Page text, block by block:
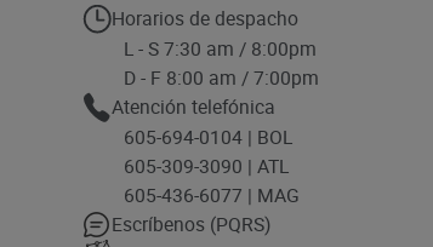
Horarios de despacho
L - S 7:30 am / 8:00pm
D - F 8:00 am / 7:00pm
Atención telefónica
605-694-0104 | BOL
605-309-3090 | ATL
605-436-6077 | MAG
Escríbenos (PQRS)